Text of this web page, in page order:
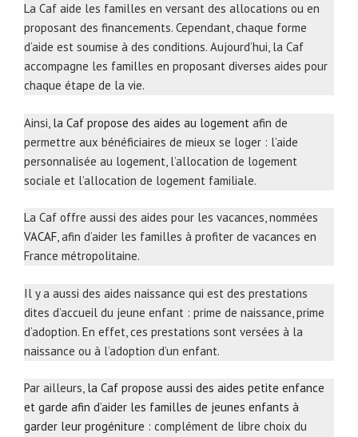
La Caf aide les familles en versant des allocations ou en
proposant des financements. Cependant, chaque forme
d’aide est soumise à des conditions. Aujourd’hui, la Caf
accompagne les familles en proposant diverses aides pour
chaque étape de la vie.
Ainsi, la Caf propose des aides au logement afin de
permettre aux bénéficiaires de mieux se loger : l’aide
personnalisée au logement, l’allocation de logement
sociale et l’allocation de logement familiale.
La Caf offre aussi des aides pour les vacances, nommées
VACAF, afin d’aider les familles à profiter de vacances en
France métropolitaine.
Il y a aussi des aides naissance qui est des prestations
dites d’accueil du jeune enfant : prime de naissance, prime
d’adoption. En effet, ces prestations sont versées à la
naissance ou à l’adoption d’un enfant.
Par ailleurs, la Caf propose aussi des aides petite enfance
et garde afin d’aider les familles de jeunes enfants à
garder leur progéniture : complément de libre choix du